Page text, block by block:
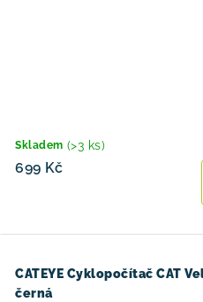
Skladem (>3 ks)
699 Kč
CATEYE Cyklopočítač CAT
černá